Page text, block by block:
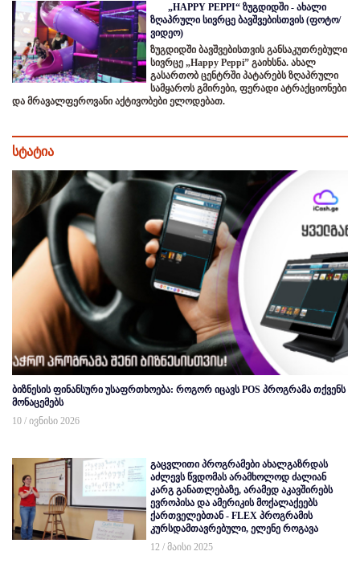
„HAPPY PEPPI“ ზუგდიდში - ახალი
ზღაპრული სივრცე ბავშვებისთვის (ფოტო/
ვიდეო)
ზუგდიდში ბავშვებისთვის განსაკუთრებული
სივრცე „Happy Peppi” გაიხსნა. ახალ
გასართობ ცენტრში პატარებს ზღაპრული
სამყაროს გმირები, ფერადი ატრაქციონები
და მრავალფეროვანი აქტივობები ელოდებათ.
სტატია
ბიზნესის ფინანსური უსაფრთხოება: როგორ იცავს POS პროგრამა თქვენს
მონაცემებს
10 / ივნისი 2026
გაცვლითი პროგრამები ახალგაზრდას
აძლევს წვდომას არამხოლოდ ძალიან
კარგ განათლებაზე, არამედ აკავშირებს
ევროპისა და ამერიკის მოქალაქეებს
ქართველებთან - FLEX პროგრამის
კურსდამთავრებული, ელენე როგავა
12 / მაისი 2025